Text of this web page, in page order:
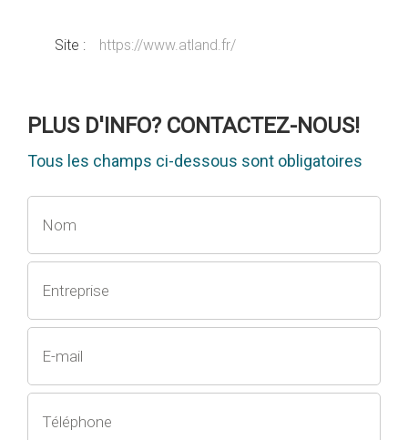
Site : https://www.atland.fr/
PLUS D'INFO? CONTACTEZ-NOUS!
Tous les champs ci-dessous sont obligatoires